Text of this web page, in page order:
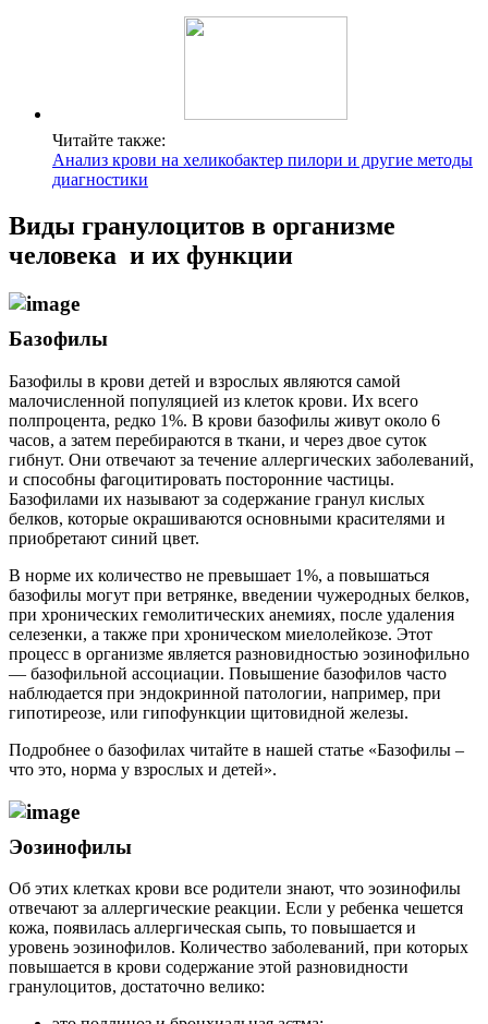
Читайте также:
Анализ крови на хеликобактер пилори и другие методы
диагностики
Виды гранулоцитов в организме
человека и их функции
Базофилы
Базофилы в крови детей и взрослых являются самой
малочисленной популяцией из клеток крови. Их всего
полпроцента, редко 1%. В крови базофилы живут около 6
часов, а затем перебираются в ткани, и через двое суток
гибнут. Они отвечают за течение аллергических заболеваний,
и способны фагоцитировать посторонние частицы.
Базофилами их называют за содержание гранул кислых
белков, которые окрашиваются основными красителями и
приобретают синий цвет.
В норме их количество не превышает 1%, а повышаться
базофилы могут при ветрянке, введении чужеродных белков,
при хронических гемолитических анемиях, после удаления
селезенки, а также при хроническом миелолейкозе. Этот
процесс в организме является разновидностью эозинофильно
— базофильной ассоциации. Повышение базофилов часто
наблюдается при эндокринной патологии, например, при
гипотиреозе, или гипофункции щитовидной железы.
Подробнее о базофилах читайте в нашей статье «Базофилы –
что это, норма у взрослых и детей».
Эозинофилы
Об этих клетках крови все родители знают, что эозинофилы
отвечают за аллергические реакции. Если у ребенка чешется
кожа, появилась аллергическая сыпь, то повышается и
уровень эозинофилов. Количество заболеваний, при которых
повышается в крови содержание этой разновидности
гранулоцитов, достаточно велико: